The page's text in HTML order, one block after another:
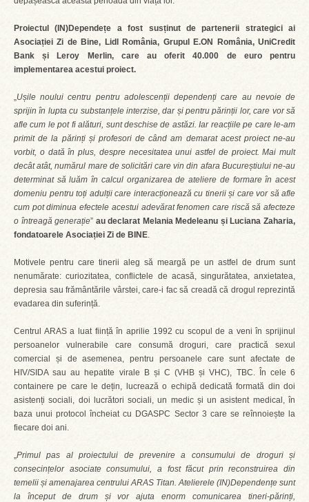
Proiectul (IN)Dependețe a fost susținut de partenerii strategici ai
Asociației Zi de Bine, Lidl România, Grupul E.ON România, UniCredit
Bank și Leroy Merlin, care au oferit 40.000 de euro pentru
implementarea acestui proiect.
„Ușile noului centru pentru adolescenții dependenți care au nevoie de
sprijin în lupta cu substanțele interzise, dar și pentru părinții lor, care vor să
afle cum le pot fi alături, sunt deschise de astăzi. Iar reacțiile pe care le-am
primit de la părinți și profesori de când am demarat acest proiect ne-au
vorbit, o dată în plus, despre necesitatea unui astfel de proiect. Mai mult
decât atât, numărul mare de solicitări care vin din afara Bucureștiului ne-au
determinat să luăm în calcul organizarea de ateliere de formare în acest
domeniu pentru toți adulții care interacționează cu tinerii și care vor să afle
cum pot diminua efectele acestui adevărat fenomen care riscă să afecteze
o întreagă generație” au declarat Melania Medeleanu și Luciana Zaharia,
fondatoarele Asociației Zi de BINE.
Motivele pentru care tinerii aleg să meargă pe un astfel de drum sunt
nenumărate: curiozitatea, conflictele de acasă, singurătatea, anxietatea,
depresia sau frământările vârstei, care-i fac să creadă că drogul reprezintă
evadarea din suferință.
Centrul ARAS a luat ființă în aprilie 1992 cu scopul de a veni în sprijinul
persoanelor vulnerabile care consumă droguri, care practică sexul
comercial și de asemenea, pentru persoanele care sunt afectate de
HIV/SIDA sau au hepatite virale B și C (VHB și VHC), TBC. În cele 6
containere pe care le dețin, lucrează o echipă dedicată formată din doi
asistenți sociali, doi lucrători sociali, un medic și un asistent medical, în
baza unui protocol încheiat cu DGASPC Sector 3 care se reînnoiește la
fiecare doi ani.
„Primul pas al proiectului de prevenire a consumului de droguri și
consecințelor asociate consumului, a fost făcut prin reconstruirea din
temelii și amenajarea centrului ARAS Titan. Atelierele (IN)Dependențe sunt
la început de drum și vor ajuta enorm comunicarea tineri-părinți,